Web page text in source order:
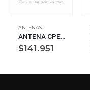
ANTENAS
ANTENA CPE TP-LINK ANTENA CPE610 300MBPS 5GHZ 23dBi EXTERIOR
$141.951